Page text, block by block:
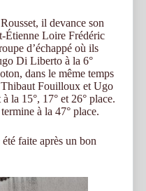
il devance son
Étienne Loire Frédéric
d’échappé où ils
Di Liberto à la 6°
dans le même temps
Fouilloux et Ugo
la 15°, 17° et 26° place.
à la 47° place.
faite après un bon